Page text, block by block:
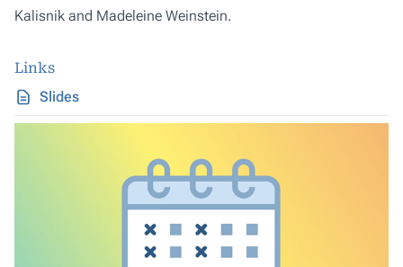
Kalisnik and Madeleine Weinstein.
Links
Slides